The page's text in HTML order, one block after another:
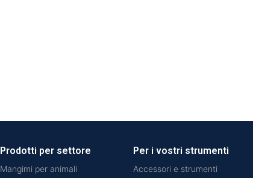
Prodotti per settore
Mangimi per animali
Per i vostri strumenti
Accessori e strumenti